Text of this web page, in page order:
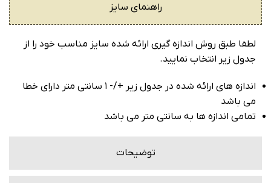
راهنمای سایز
توضیحات
لطفا طبق روش اندازه گیری ارائه شده سایز مناسب خود را از
جدول زیر انتخاب نمایید.
اندازه های ارائه شده در جدول زیر +/- ۱ سانتی متر دارای خطا
می باشد
تمامی اندازه ها به سانتی متر می باشد